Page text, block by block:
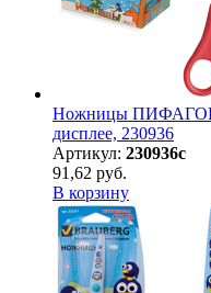
Ножницы ПИФАГОР
дисплее, 230936
Артикул: 230936с
91,62 руб.
В корзину